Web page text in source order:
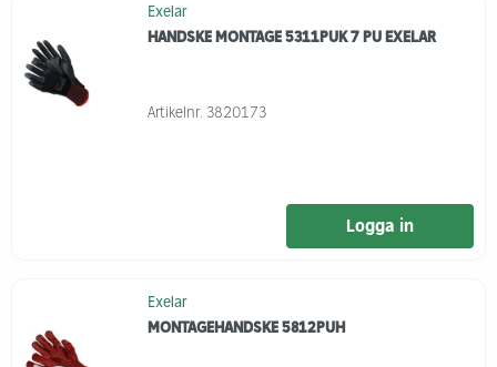
Exelar
HANDSKE MONTAGE 5311PUK 7 PU EXELAR
Artikelnr. 3820173
Logga in
Exelar
MONTAGEHANDSKE 5812PUH